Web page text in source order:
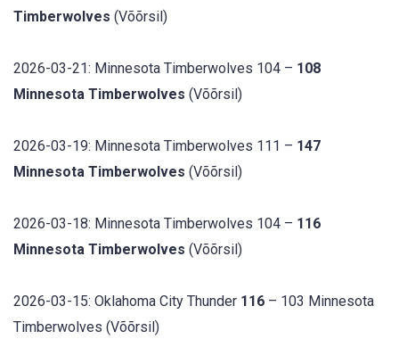
Timberwolves (Võõrsil)
2026-03-21: Minnesota Timberwolves 104 – 108
Minnesota Timberwolves (Võõrsil)
2026-03-19: Minnesota Timberwolves 111 – 147
Minnesota Timberwolves (Võõrsil)
2026-03-18: Minnesota Timberwolves 104 – 116
Minnesota Timberwolves (Võõrsil)
2026-03-15: Oklahoma City Thunder 116 – 103 Minnesota
Timberwolves (Võõrsil)